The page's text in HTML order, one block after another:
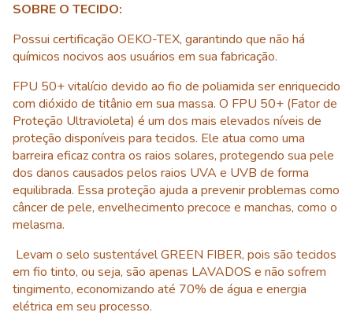
SOBRE O TECIDO:
Possui certificação OEKO-TEX, garantindo que não há
químicos nocivos aos usuários em sua fabricação.
FPU 50+ vitalício devido ao fio de poliamida ser enriquecido
com dióxido de titânio em sua massa. O FPU 50+ (Fator de
Proteção Ultravioleta) é um dos mais elevados níveis de
proteção disponíveis para tecidos. Ele atua como uma
barreira eficaz contra os raios solares, protegendo sua pele
dos danos causados pelos raios UVA e UVB de forma
equilibrada. Essa proteção ajuda a prevenir problemas como
câncer de pele, envelhecimento precoce e manchas, como o
melasma.
Levam o selo sustentável GREEN FIBER, pois são tecidos
em fio tinto, ou seja, são apenas LAVADOS e não sofrem
tingimento, economizando até 70% de água e energia
elétrica em seu processo.